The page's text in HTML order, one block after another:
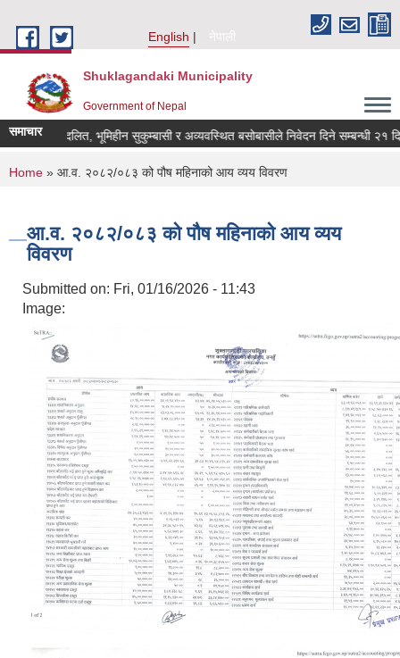
English
नेपाली
Shuklagandaki Municipality
Government of Nepal
समाचार
भूमिहीन दलित, भूमिहीन सुकुम्बासी र अव्यवस्थित बसोबासीले निवेदन दिने सम्बन्धी २१ दिने
You are here
Home » आ.व. २०८२/०८३ को पौष महिनाको आय व्यय विवरण
आ.व. २०८२/०८३ को पौष महिनाको आय व्यय
विवरण
Submitted on: Fri, 01/16/2026 - 11:43
Image: